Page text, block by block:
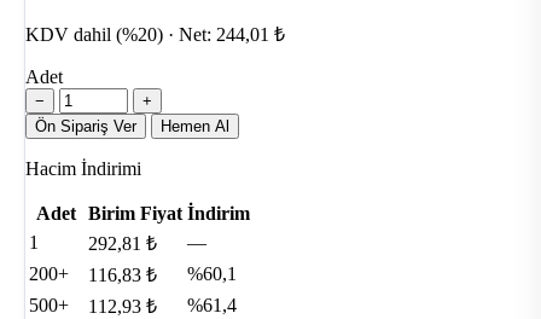
KDV dahil (%20) · Net: 244,01 ₺
Adet
−
+
Ön Sipariş Ver
Hemen Al
Hacim İndirimi
Adet Birim Fiyat İndirim
1
292,81 ₺
—
200+
116,83 ₺
%60,1
500+
112,93 ₺
%61,4